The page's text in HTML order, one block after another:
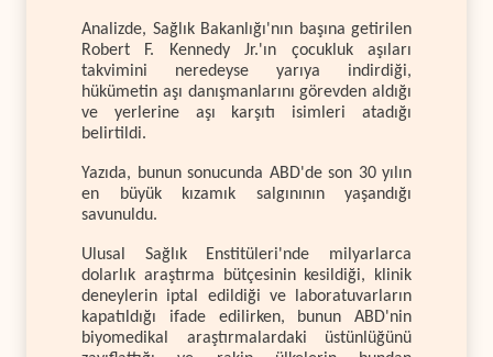
Analizde, Sağlık Bakanlığı'nın başına getirilen
Robert F. Kennedy Jr.'ın çocukluk aşıları
takvimini neredeyse yarıya indirdiği,
hükümetin aşı danışmanlarını görevden aldığı
ve yerlerine aşı karşıtı isimleri atadığı
belirtildi.
Yazıda, bunun sonucunda ABD'de son 30 yılın
en büyük kızamık salgınının yaşandığı
savunuldu.
Ulusal Sağlık Enstitüleri'nde milyarlarca
dolarlık araştırma bütçesinin kesildiği, klinik
deneylerin iptal edildiği ve laboratuvarların
kapatıldığı ifade edilirken, bunun ABD'nin
biyomedikal araştırmalardaki üstünlüğünü